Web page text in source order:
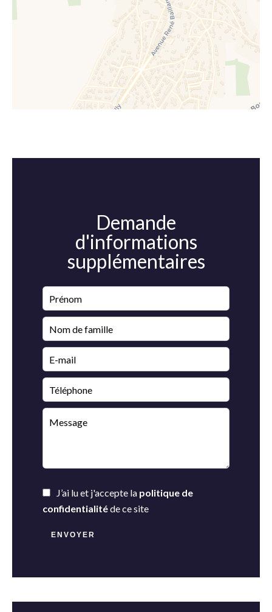
Demande
d'informations
supplémentaires
J’ai lu et j'accepte la politique de
confidentialitéde ce site
ENVOYER